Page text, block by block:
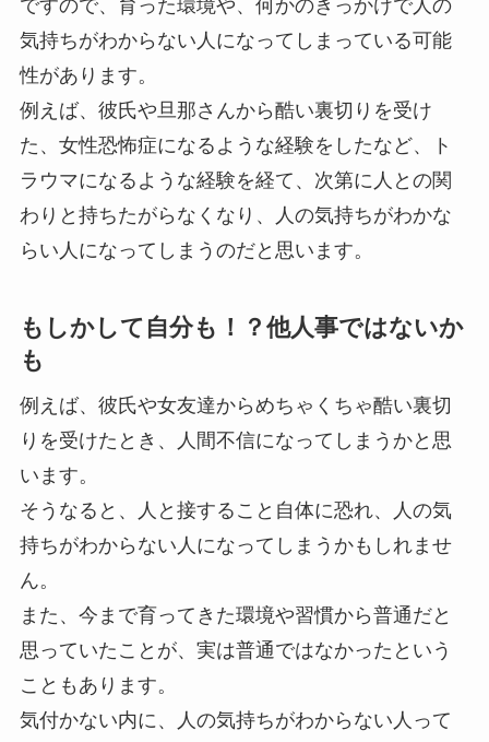
ですので、育った環境や、何かのきっかけで人の
気持ちがわからない人になってしまっている可能
性があります。
例えば、彼氏や旦那さんから酷い裏切りを受け
た、女性恐怖症になるような経験をしたなど、ト
ラウマになるような経験を経て、次第に人との関
わりと持ちたがらなくなり、人の気持ちがわかな
らい人になってしまうのだと思います。
もしかして自分も！？他人事ではないか
も
例えば、彼氏や女友達からめちゃくちゃ酷い裏切
りを受けたとき、人間不信になってしまうかと思
います。
そうなると、人と接すること自体に恐れ、人の気
持ちがわからない人になってしまうかもしれませ
ん。
また、今まで育ってきた環境や習慣から普通だと
思っていたことが、実は普通ではなかったという
こともあります。
気付かない内に、人の気持ちがわからない人って